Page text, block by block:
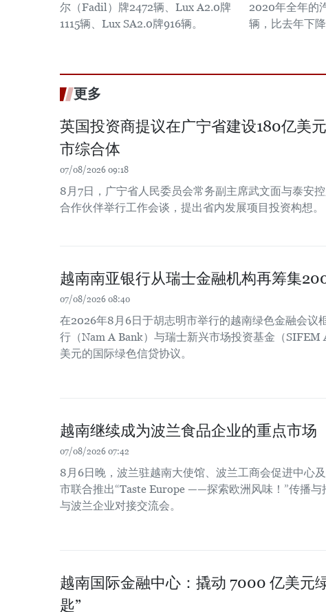
尔（Fadil）牌2472辆、Lux A2.0牌
1115辆、Lux SA2.0牌916辆。
2020年全年的
辆，比去年下降
更多
英国投资商提议在广宁省建设180亿美
市综合体
07/08/2026 09:18
8月7日，广宁省人民委员会常务副主席武文面与泰安
合作伙伴举行工作会谈，提出省内发展项目投资构想。
越南南亚银行从瑞士金融机构再筹集
07/08/2026 08:40
在2026年8月6日于胡志明市举行的越南绿色金融会议
行（Nam A Bank）与瑞士新兴市场投资基金（
美元的国际绿色信贷协议。
越南继续成为波兰食品企业的重点市场
07/08/2026 07:42
8月6日晚，波兰驻越南大使馆、波兰工商会促进中心
市联合推出“Taste Europe ——探索欧洲风味！”传播与
与波兰企业对接交流会。
越南国际金融中心：撬动 7000 亿美元
匙”